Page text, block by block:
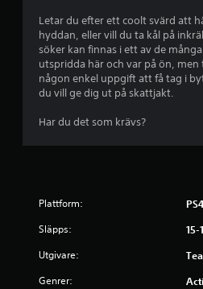
Letar du efter ett coolt svärd att
hyddan, eller vill du ta kål på
söker kan finnas i ett av de
utspridda här och var på ön,
någon enkel uppgift att få tag i
du vill ge dig ut på skattjakt.
Har du det som krävs?
Plattform: PS4
Släpps: 15-
Utgivare:
Genrer: